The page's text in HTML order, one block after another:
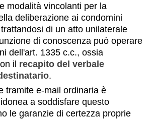
modalità vincolanti per la
deliberazione ai condomini
di un atto unilaterale
di conoscenza può operare
dell'art. 1335 c.c., ossia
il recapito del verbale
.
tramite e-mail ordinaria è
a soddisfare questo
le garanzie di certezza proprie